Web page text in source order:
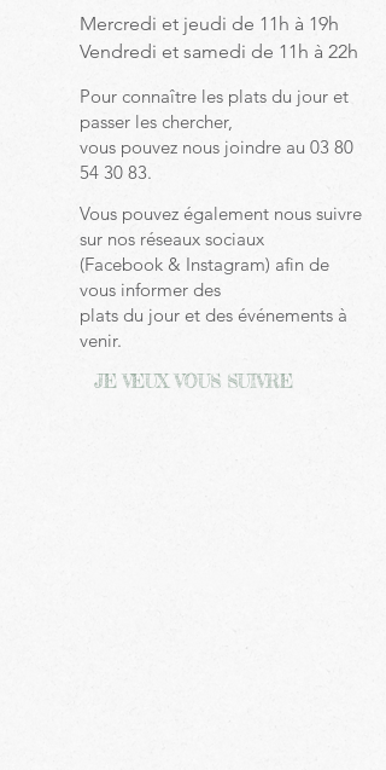
Mercredi et jeudi de 11h à 19h
Vendredi et samedi de 11h à 22h
Pour connaître les plats du jour et
passer les chercher,
vous pouvez nous joindre au 03 80
54 30 83.
Vous pouvez également nous suivre
sur nos réseaux sociaux
(Facebook & Instagram) afin de
vous informer des
plats du jour et des événements à
venir.
JE VEUX VOUS SUIVRE